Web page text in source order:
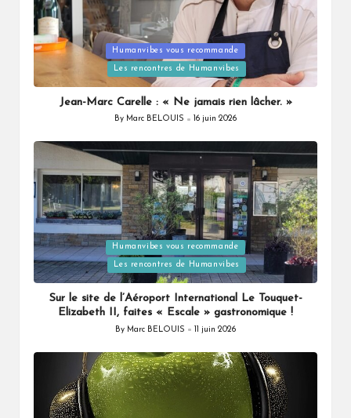
Posted
Humanvibes vous recommande
Les rencontres de Humanvibes
Jean-Marc Carelle : « Ne jamais rien lâcher. »
Posted
By Marc BELOUIS 16 juin 2026
Posted
in
Humanvibes vous recommande
Les rencontres de Humanvibes
Sur le site de l’Aéroport International Le Touquet-
Elizabeth II, faites « Escale » gastronomique !
Posted
By Marc BELOUIS 11 juin 2026